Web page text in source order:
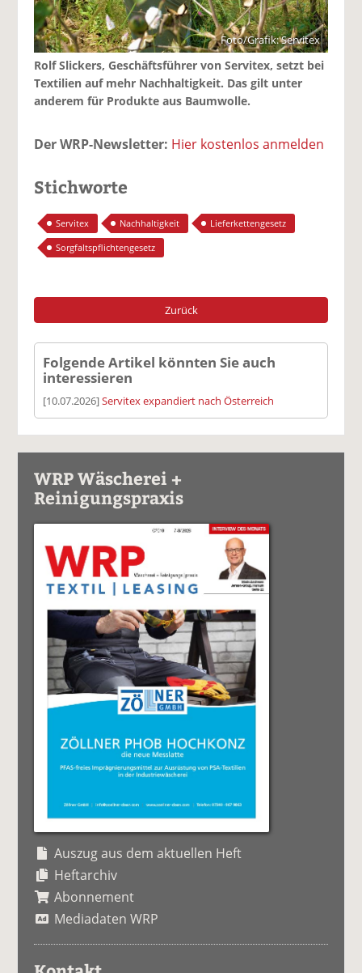
Foto/Grafik: Servitex
Rolf Slickers, Geschäftsführer von Servitex, setzt bei
Textilien auf mehr Nachhaltigkeit. Das gilt unter
anderem für Produkte aus Baumwolle.
Der WRP-Newsletter: Hier kostenlos anmelden
Stichworte
Servitex Nachhaltigkeit
Lieferkettengesetz
Sorgfaltspflichtengesetz
Zurück
Folgende Artikel könnten Sie auch
interessieren
[10.07.2026]Servitex expandiert nach Österreich
WRP Wäscherei +
Reinigungspraxis
Auszug aus dem aktuellen Heft
Heftarchiv
Abonnement
Mediadaten WRP